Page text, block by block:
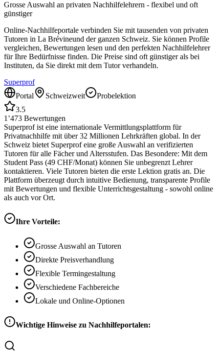
Grosse Auswahl an privaten Nachhilfelehrern - flexibel und oft
günstiger
Online-Nachhilfeportale verbinden Sie mit tausenden von privaten
Tutoren in La Brévineund der ganzen Schweiz. Sie können Profile
vergleichen, Bewertungen lesen und den perfekten Nachhilfelehrer
für Ihre Bedürfnisse finden. Die Preise sind oft günstiger als bei
Instituten, da Sie direkt mit dem Tutor verhandeln.
Superprof
Portal
Schweizweit
Probelektion
3.5
1’473 Bewertungen
Superprof ist eine internationale Vermittlungsplattform für
Privatnachhilfe mit über 32 Millionen Lehrkräften global. In der
Schweiz bietet Superprof eine große Auswahl an verifizierten
Tutoren für alle Fächer und Altersstufen. Das Besondere: Mit dem
Student Pass (49 CHF/Monat) können Sie unbegrenzt Lehrer
kontaktieren. Viele Tutoren bieten die erste Lektion gratis an. Die
Plattform überzeugt durch intuitive Bedienung, transparente Profile
mit Bewertungen und flexible Unterrichtsgestaltung - sowohl online
als auch vor Ort.
Ihre Vorteile:
Grosse Auswahl an Tutoren
Direkte Preisverhandlung
Flexible Termingestaltung
Verschiedene Fachbereiche
Lokale und Online-Optionen
Wichtige Hinweise zu Nachhilfeportalen: